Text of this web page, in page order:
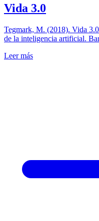
Vida 3.0
Tegmark, M. (2018). Vida
de la inteligencia artificial.
Leer más